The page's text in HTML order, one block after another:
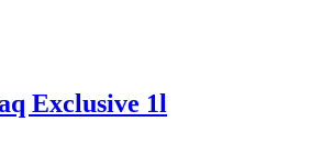
Exclusive 1l